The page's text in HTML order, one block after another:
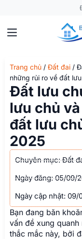
Trang chủ / Đất đai /
những rủi ro về đất
Đất lưu
lưu chủ
đất lưu
2025
Chuyên mục: Đất
Ngày đăng: 05/09/
Ngày cập nhật: 09/
Bạn đang băn
vấn đề xung
thắc mắc này, bởi